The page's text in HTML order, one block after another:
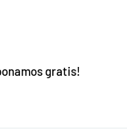
gratis!